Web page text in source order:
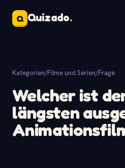
Q Quizado.
Kategorien/Filme und Serien/Frage
Welcher ist
längsten